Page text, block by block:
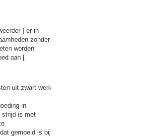
] er in
zonder
worden
aan [
uit zwart werk
in
strijd is met
gemoeid is bij